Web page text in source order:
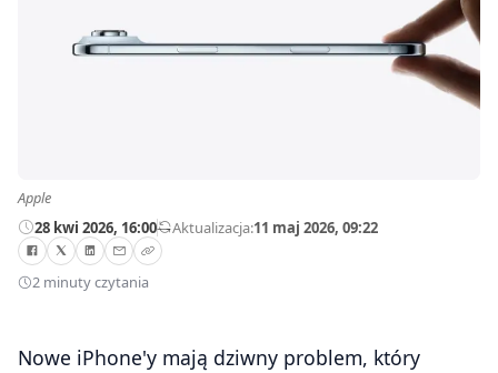
Apple
28 kwi 2026, 16:00—Aktualizacja:11 maj 2026, 09:22
2 minuty czytania
Nowe iPhone'y mają dziwny problem, który